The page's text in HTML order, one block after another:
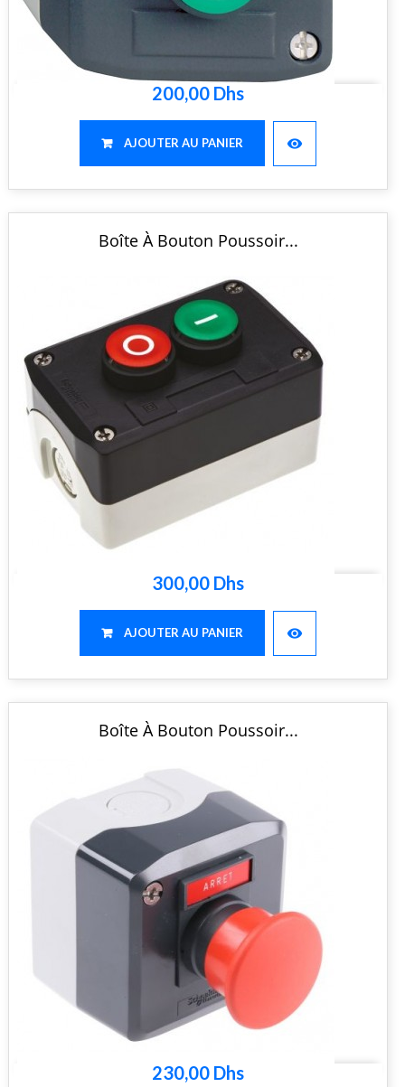
200,00 Dhs
AJOUTER AU PANIER visibility
Boîte À Bouton Poussoir...
300,00 Dhs
AJOUTER AU PANIER visibility
Boîte À Bouton Poussoir...
230,00 Dhs